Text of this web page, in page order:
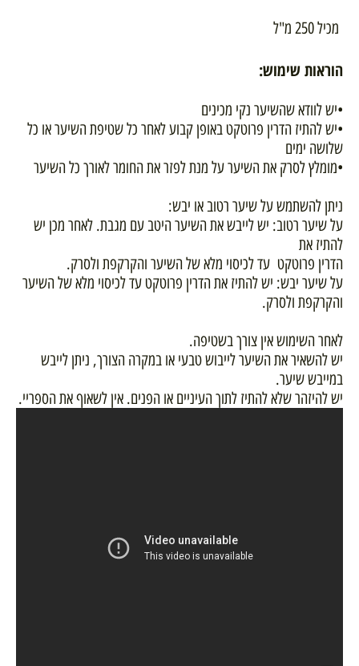
מכיל 250 מ"ל
הוראות שימוש:
•יש לוודא שהשיער נקי מכינים
•יש להתיז הדרין פרוטקט באופן קבוע לאחר כל שטיפת השיער או כל
שלושה ימים
•מומלץ לסרק את השיער על מנת לפזר את החומר לאורך כל השיער
ניתן להשתמש על שיער רטוב או יבש:
על שיער רטוב: יש לייבש את השיער היטב עם מגבת. לאחר מכן יש
להתיז את
הדרין פרוטקט עד לכיסוי מלא של השיער והקרקפת ולסרק.
על שיער יבש: יש להתיז את הדרין פרוטקט עד לכיסוי מלא של השיער
והקרקפת ולסרק.
לאחר השימוש אין צורך בשטיפה.
יש להשאיר את השיער לייבוש טבעי או במקרה הצורך, ניתן לייבש
במייבש שיער.
יש להיזהר שלא להתיז לתוך העיניים או הפנים. אין לשאוף את הספריי.